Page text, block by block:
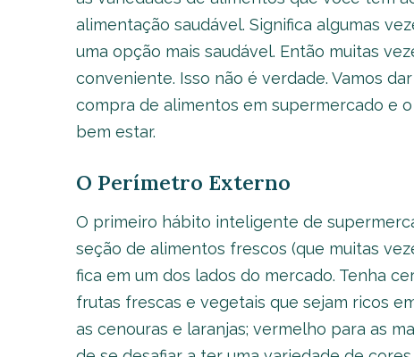
alimentação saudável. Significa algumas
uma opção mais saudável. Então muitas
conveniente. Isso não é verdade. Vamos
compra de alimentos em supermercado e
bem estar.
O Perímetro Externo
O primeiro hábito inteligente de
seção de alimentos frescos (que muitas
fica em um dos lados do mercado. Tenha
frutas frescas e vegetais que sejam ricos
as cenouras e laranjas; vermelho para as